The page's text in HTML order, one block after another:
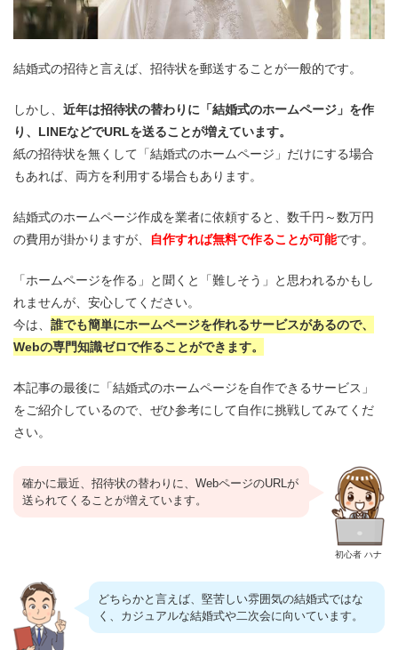
結婚式の招待と言えば、招待状を郵送することが一般的です。
しかし、 近年は招待状の替わりに「結婚式のホームページ」を作
り、LINEなどでURLを送ることが増えています。
紙の招待状を無くして「結婚式のホームページ」だけにする場合
もあれば、両方を利用する場合もあります。
結婚式のホームページ作成を業者に依頼すると、数千円～数万円
の費用が掛かりますが、
自作すれば無料で作ることが可能です。
「ホームページを作る」と聞くと「難しそう」と思われるかもし
れませんが、安心してください。
今は、 誰でも簡単にホームページを作れるサービスがあるので、
Webの専門知識ゼロで作ることができます。
本記事の最後に「結婚式のホームページを自作できるサービス」
をご紹介しているので、ぜひ参考にして自作に挑戦してみてくだ
さい。
初心者 ハナ
確かに最近、招待状の替わりに、WebページのURLが
送られてくることが増えています。
どちらかと言えば、堅苦しい雰囲気の結婚式ではな
く、カジュアルな結婚式や二次会に向いています。